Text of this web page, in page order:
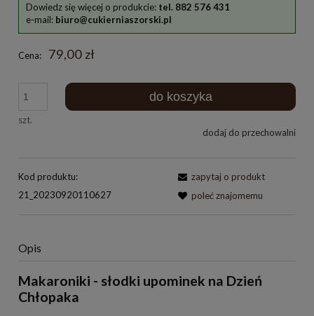
Dowiedz się więcej o produkcie: tel. 882 576 431
e-mail: biuro@cukierniaszorski.pl
Cena: 79,00 zł
szt.
do koszyka
dodaj do przechowalni
Kod produktu:
21_20230920110627
zapytaj o produkt
poleć znajomemu
Opis
Makaroniki - słodki upominek na Dzień
Chłopaka